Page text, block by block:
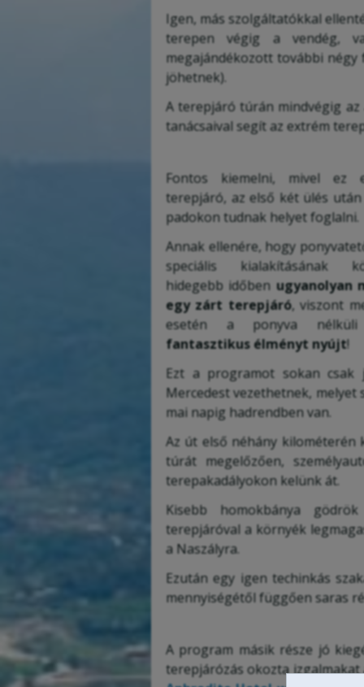
Igen, más szolgáltatókkal
terepen végig a vendég,
megajándékozott további
jöhetnek).
A terepjáró túrán mindvégig
tanácsaival segít az extrém
Fontos kiemelni, mivel ez
terepjáró, az első két ülés
padokon tudnak helyet foglalni.
Annak ellenére, hogy
speciális kialakításának
hidegebb időben ugyanolyan
egy zárt terepjáró, viszont
esetén a ponyva
fantasztikus élményt nyújt!
Ezt a programot sokan csak
Mercedest vezethetnek, melyet
mai napig hadrendben van.
Az út első néhány kilométerén
túrát megelőzően,
terepakadályokon kelünk át.
Kisebb homokbánya
terepjáróval a környék
a Naszályra.
Ezután egy igen techinkás
mennyiségétől függően saras
A program másik része jó
terepjárózás okozta